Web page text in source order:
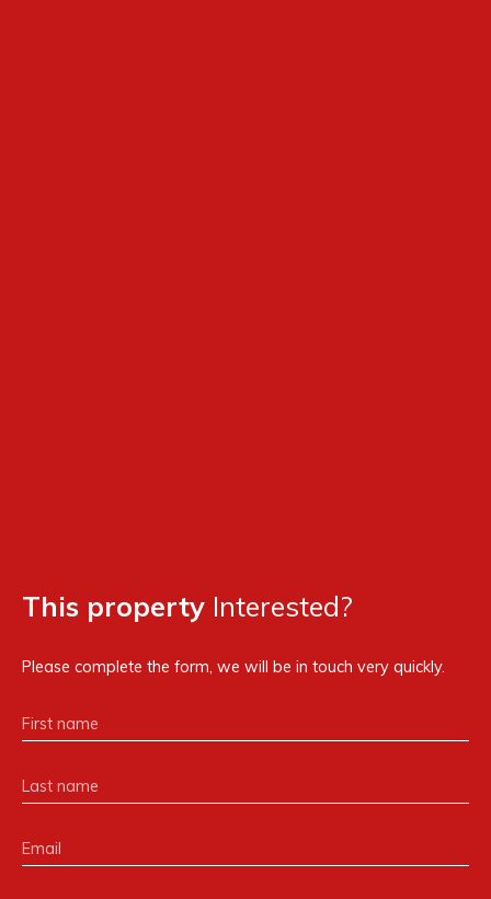
This property Interested?
Please complete the form, we will be in touch very quickly.
First name
Last name
Email